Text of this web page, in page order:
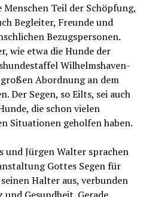
Teil der Schöpfung,
Begleiter, Freunde und
Bezugspersonen.
wie etwa die Hunde der
Wilhelmshaven-
Abordnung an dem
Der Segen, so Eilts, sei auch
die schon vielen
Situationen geholfen haben.
und Jürgen Walter sprachen
Gottes Segen für
Halter aus, verbunden